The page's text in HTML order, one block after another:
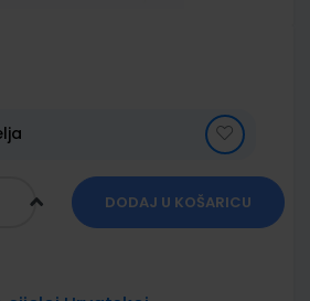
DODAJ U KOŠARICU